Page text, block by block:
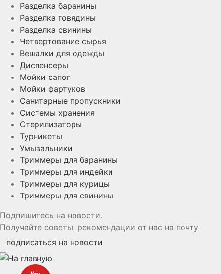
Разделка баранины
Разделка говядины
Разделка свинины
Четвертование сырья
Вешалки для одежды
Диспенсеры
Мойки сапог
Мойки фартуков
Санитарные пропускники
Системы хранения
Стерилизаторы
Турникеты
Умывальники
Триммеры для баранины
Триммеры для индейки
Триммеры для курицы
Триммеры для свинины
Подпишитесь на новости.
Получайте советы, рекомендации от нас на почту
подписаться на новости